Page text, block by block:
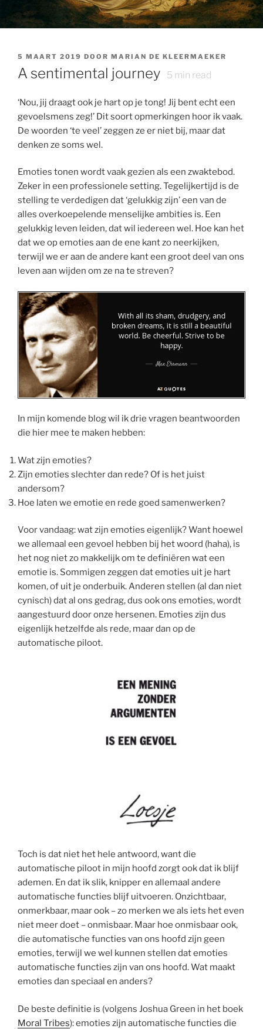
GEPLAATST
OP
5 MAART 2019 DOOR MARIAN DE KLEERMAEKER
A sentimental journey 5 min read
‘Nou, jij draagt ook je hart op je tong! Jij bent echt een
gevoelsmens zeg!’ Dit soort opmerkingen hoor ik vaak.
De woorden ‘te veel’ zeggen ze er niet bij, maar dat
denken ze soms wel.
Emoties tonen wordt vaak gezien als een zwaktebod.
Zeker in een professionele setting. Tegelijkertijd is de
stelling te verdedigen dat ‘gelukkig zijn’ een van de
alles overkoepelende menselijke ambities is. Een
gelukkig leven leiden, dat wil iedereen wel. Hoe kan het
dat we op emoties aan de ene kant zo neerkijken,
terwijl we er aan de andere kant een groot deel van ons
leven aan wijden om ze na te streven?
In mijn komende blog wil ik drie vragen beantwoorden
die hier mee te maken hebben:
Wat zijn emoties?
Zijn emoties slechter dan rede? Of is het juist
andersom?
Hoe laten we emotie en rede goed samenwerken?
Voor vandaag: wat zijn emoties eigenlijk? Want hoewel
we allemaal een gevoel hebben bij het woord (haha), is
het nog niet zo makkelijk om te definiëren wat een
emotie is. Sommigen zeggen dat emoties uit je hart
komen, of uit je onderbuik. Anderen stellen (al dan niet
cynisch) dat al ons gedrag, dus ook ons emoties, wordt
aangestuurd door onze hersenen. Emoties zijn dus
eigenlijk hetzelfde als rede, maar dan op de
automatische piloot.
Toch is dat niet het hele antwoord, want die
automatische piloot in mijn hoofd zorgt ook dat ik blijf
ademen. En dat ik slik, knipper en allemaal andere
automatische functies blijf uitvoeren. Onzichtbaar,
onmerkbaar, maar ook – zo merken we als iets het even
niet meer doet – onmisbaar. Maar hoe onmisbaar ook,
die automatische functies van ons hoofd zijn geen
emoties, terwijl we wel kunnen stellen dat emoties
automatische functies zijn van ons hoofd. Wat maakt
emoties dan speciaal en anders?
De beste definitie is (volgens Joshua Green in het boek
Moral Tribes): emoties zijn automatische functies die